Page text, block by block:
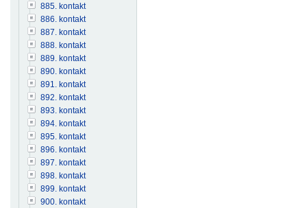
885. kontakt
886. kontakt
887. kontakt
888. kontakt
889. kontakt
890. kontakt
891. kontakt
892. kontakt
893. kontakt
894. kontakt
895. kontakt
896. kontakt
897. kontakt
898. kontakt
899. kontakt
900. kontakt